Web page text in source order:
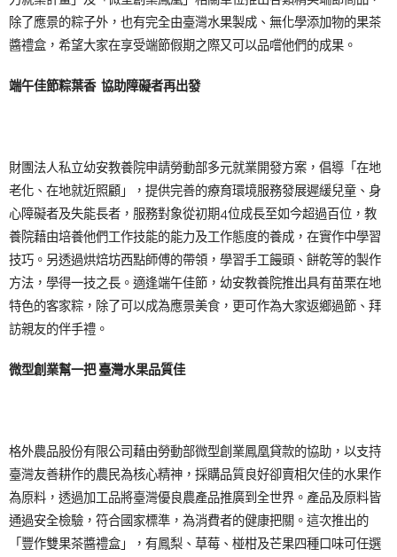
除了應景的粽子外，也有完全由臺灣水果製成、無化學添加物的果茶
醬禮盒，希望大家在享受端節假期之際又可以品嚐他們的成果。
端午佳節粽葉香 協助障礙者再出發
財團法人私立幼安教養院申請勞動部多元就業開發方案，倡導「在地
老化、在地就近照顧」，提供完善的療育環境服務發展遲緩兒童、身
心障礙者及失能長者，服務對象從初期4位成長至如今超過百位，教
養院藉由培養他們工作技能的能力及工作態度的養成，在實作中學習
技巧。另透過烘焙坊西點師傅的帶領，學習手工饅頭、餅乾等的製作
方法，學得一技之長。適逢端午佳節，幼安教養院推出具有苗栗在地
特色的客家粽，除了可以成為應景美食，更可作為大家返鄉過節、拜
訪親友的伴手禮。
微型創業幫一把 臺灣水果品質佳
格外農品股份有限公司藉由勞動部微型創業鳳凰貸款的協助，以支持
臺灣友善耕作的農民為核心精神，採購品質良好卻賣相欠佳的水果作
為原料，透過加工品將臺灣優良農產品推廣到全世界。產品及原料皆
通過安全檢驗，符合國家標準，為消費者的健康把關。這次推出的
「豐作雙果茶醬禮盒」，有鳳梨、草莓、椪柑及芒果四種口味可任選